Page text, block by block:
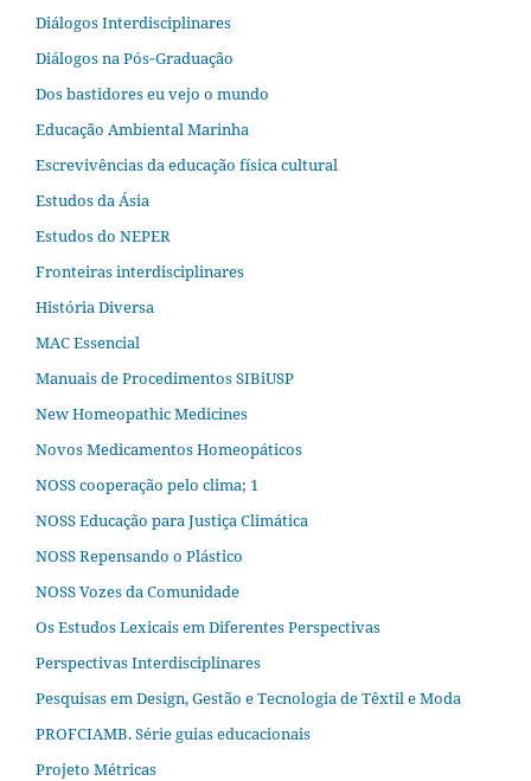
Diálogos Interdisciplinares
Diálogos na Pós‐Graduação
Dos bastidores eu vejo o mundo
Educação Ambiental Marinha
Escrevivências da educação física cultural
Estudos da Ásia​
Estudos do NEPER
Fronteiras interdisciplinares
História Diversa
MAC Essencial
Manuais de Procedimentos SIBiUSP
New Homeopathic Medicines
Novos Medicamentos Homeopáticos
NOSS cooperação pelo clima; 1
NOSS Educação para Justiça Climática
NOSS Repensando o Plástico
NOSS Vozes da Comunidade
Os Estudos Lexicais em Diferentes Perspectivas
Perspectivas Interdisciplinares
Pesquisas em Design, Gestão e Tecnologia de Têxtil e Moda
PROFCIAMB. Série guias educacionais
Projeto Métricas